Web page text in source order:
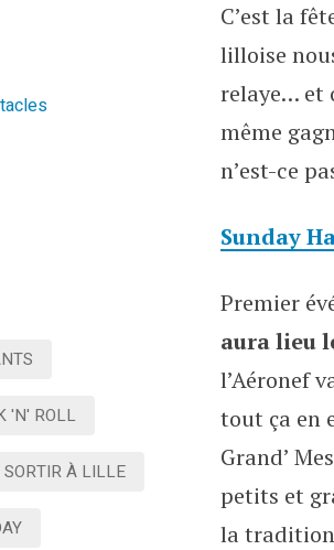
Deux
C’est la
lilloise
relaye… et
même
n’est-ce
Sunday
Premier
aura lieu
l’Aéronef
tout ça en
Grand’
petits et
la tradition
'N' ROLL
SORTIR À LILLE